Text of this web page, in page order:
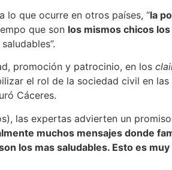
lo que ocurre en otros países, “la
que son los mismos chicos
promoción y patrocinio, en los
el rol de la sociedad civil en las
Cáceres.
las expertas advierten un
muchos mensajes donde
los mas saludables. Esto es